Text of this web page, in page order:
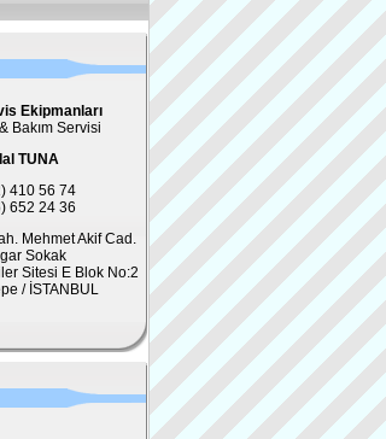
Ekipmanları
Bakım Servisi
TUNA
410 56 74
652 24 36
Mehmet Akif Cad.
Sokak
Sitesi E Blok No:2
/ İSTANBUL